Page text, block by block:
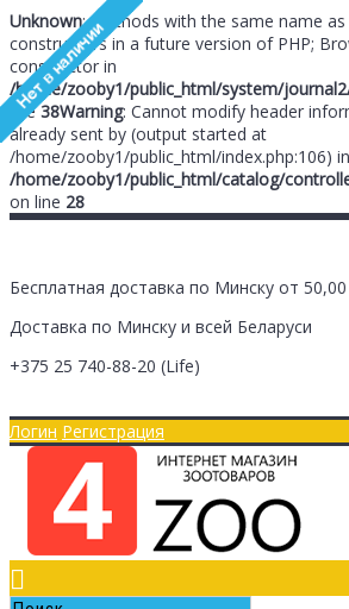
Unknown: Methods with the same name
constructors in a future version of PHP;
constructor in
/home/zooby1/public_html/system/
line38Warning: Cannot modify header
already sent by (output started at
/home/zooby1/public_html/index.php:106) in
/home/zooby1/public_html/catalog/
on line 28
Бесплатная доставка по Минску от 50,00
Доставка по Минску и всей Беларуси
+375 25 740-88-20 (Life)
Логин Регистрация